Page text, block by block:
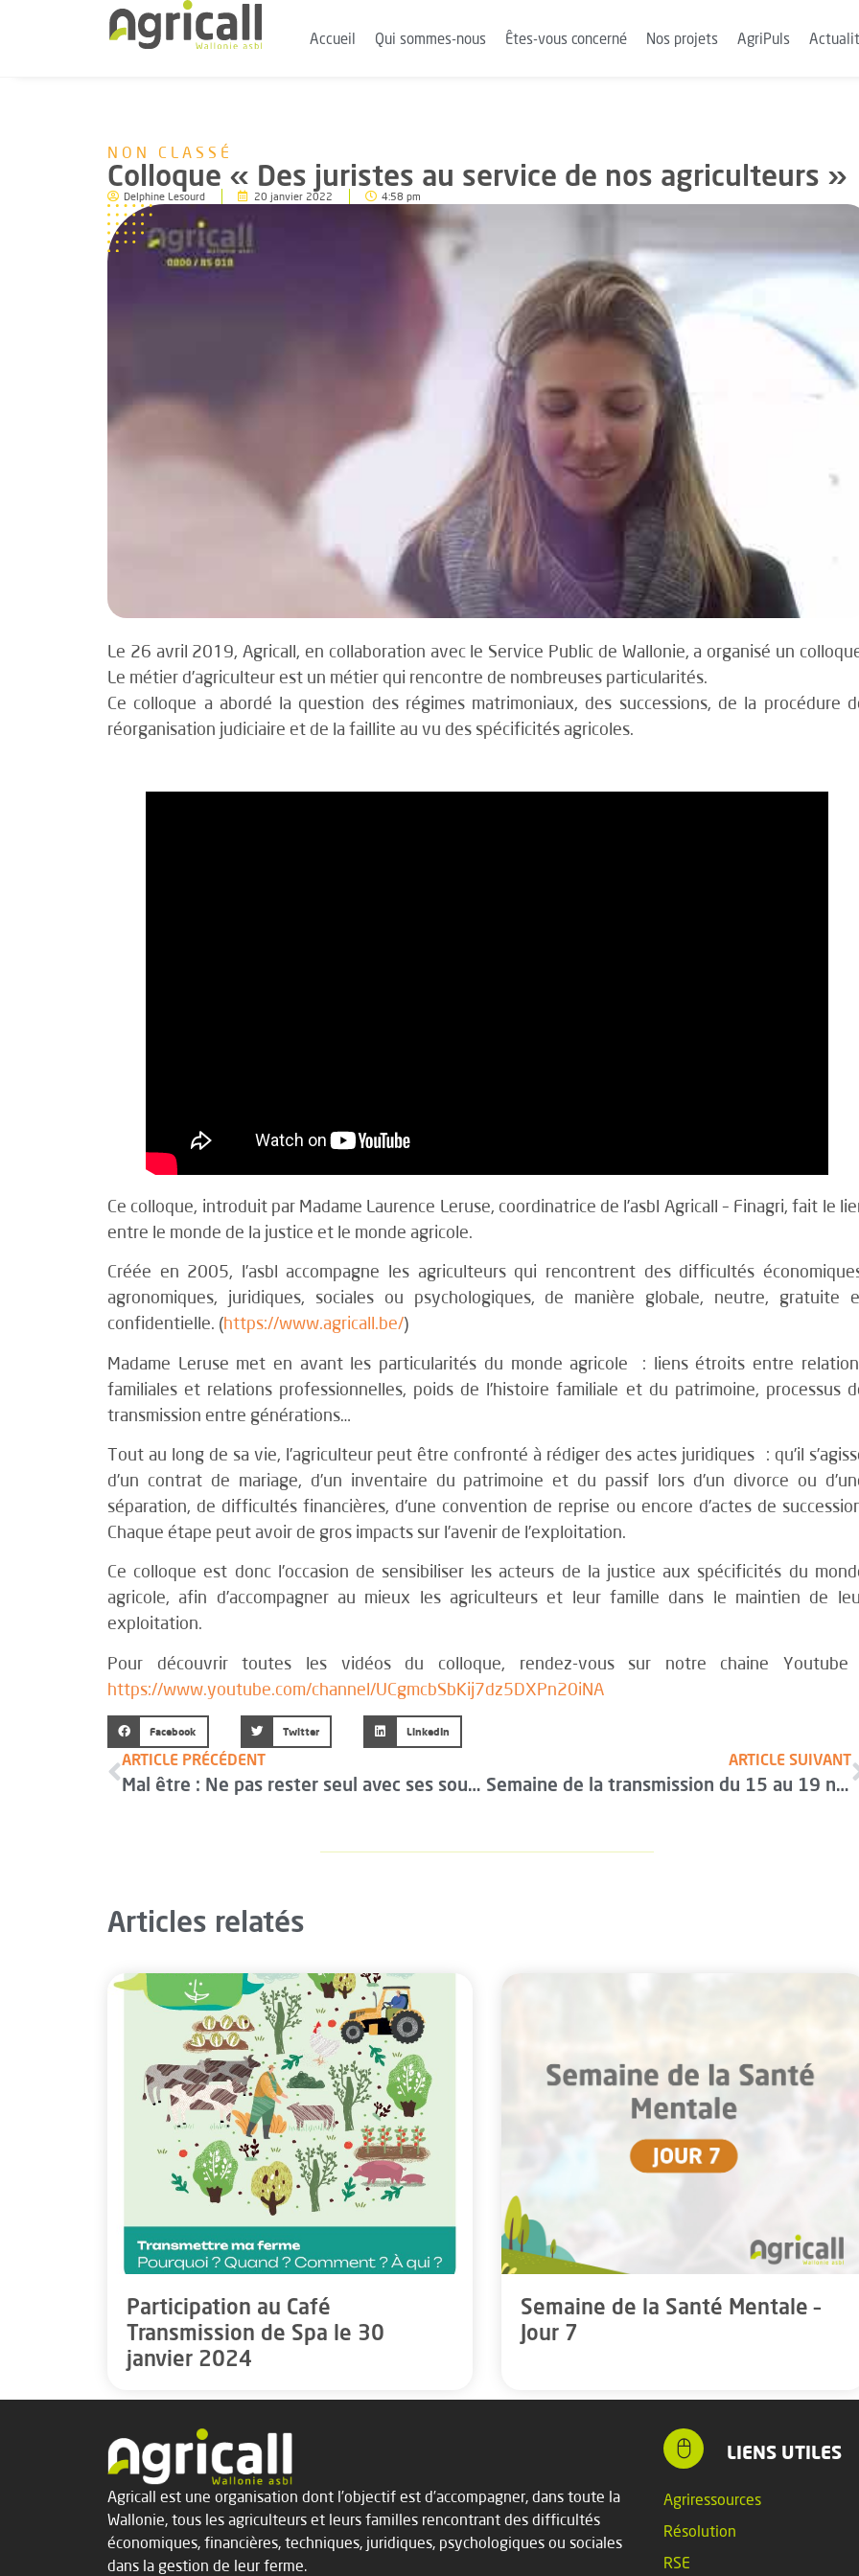
Accueil Qui sommes-nous Êtes-vous concerné Nos projets AgriPuls
NON CLASSÉ
Colloque « Des juristes au service de nos agriculteurs »
Delphine Lesourd 20 janvier 2022 4:58 pm
Le 26 avril 2019, Agricall, en collaboration avec le Service Public de Wallonie, a organisé un
Le métier d’agriculteur est un métier qui rencontre de nombreuses particularités.
Ce colloque a abordé la question des régimes matrimoniaux, des successions, de la procédure
réorganisation judiciaire et de la faillite au vu des spécificités agricoles.
Ce colloque, introduit par Madame Laurence Leruse, coordinatrice de l’asbl Agricall – Finagri, fait le
entre le monde de la justice et le monde agricole.
Créée en 2005, l’asbl accompagne les agriculteurs qui rencontrent des difficultés
agronomiques, juridiques, sociales ou psychologiques, de manière globale, neutre, gratuite
confidentielle. (https://www.agricall.be/)
Madame Leruse met en avant les particularités du monde agricole : liens étroits entre
familiales et relations professionnelles, poids de l’histoire familiale et du patrimoine, processus
transmission entre générations…
Tout au long de sa vie, l’agriculteur peut être confronté à rédiger des actes juridiques : qu’il
d’un contrat de mariage, d’un inventaire du patrimoine et du passif lors d’un divorce ou
séparation, de difficultés financières, d’une convention de reprise ou encore d’actes de
Chaque étape peut avoir de gros impacts sur l’avenir de l’exploitation.
Ce colloque est donc l’occasion de sensibiliser les acteurs de la justice aux spécificités du
agricole, afin d’accompagner au mieux les agriculteurs et leur famille dans le maintien de
exploitation.
Pour découvrir toutes les vidéos du colloque, rendez-vous sur notre chaine Youtube
https://www.youtube.com/channel/UCgmcbSbKij7dz5DXPn20iNA
Facebook Twitter LinkedIn
ARTICLE PRÉCÉDENT
Mal être : Ne pas rester seul avec ses soucis.
ARTICLE SUIVANT
Semaine de la transmission du 15 au 19 novembre
Articles relatés
Participation au Café
Transmission de Spa le 30
janvier 2024
Semaine de la Santé Mentale –
Jour 7
Agricall est une organisation dont l’objectif est d’accompagner, dans toute la
Wallonie, tous les agriculteurs et leurs familles rencontrant des difficultés
économiques, financières, techniques, juridiques, psychologiques ou sociales
dans la gestion de leur ferme.
LIENS UTILES
Agriressources
Résolution
RSE